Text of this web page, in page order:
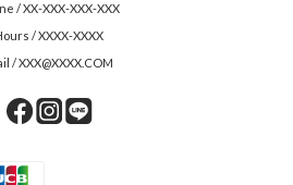
/ XX-XXX-XXX-XXX
/ XXXX-XXXX
/ XXX@XXXX.COM